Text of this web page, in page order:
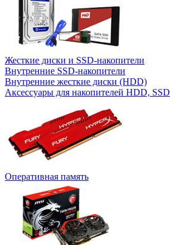
Жесткие диски и SSD-накопители
Внутренние SSD-накопители
Внутренние жесткие диски (HDD)
Аксессуары для накопителей HDD, SSD
Оперативная память